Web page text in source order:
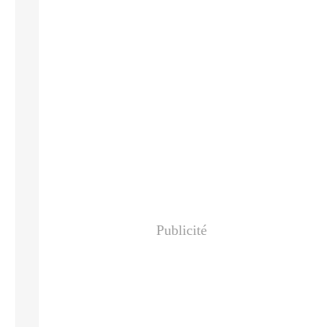
Publicité